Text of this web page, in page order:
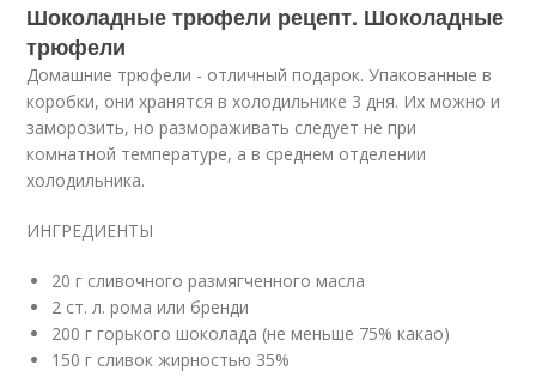
Шоколадные трюфели рецепт. Шоколадные
трюфели
Домашние трюфели - отличный подарок. Упакованные в
коробки, они хранятся в холодильнике 3 дня. Их можно и
заморозить, но размораживать следует не при
комнатной температуре, а в среднем отделении
холодильника.
ИНГРЕДИЕНТЫ
20 г сливочного размягченного масла
2 ст. л. рома или бренди
200 г горького шоколада (не меньше 75% какао)
150 г сливок жирностью 35%